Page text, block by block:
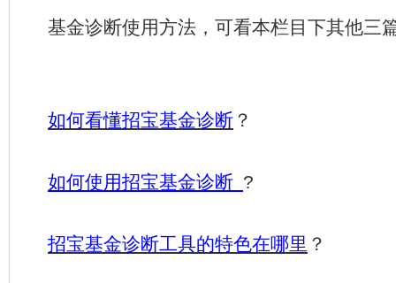
基金诊断使用方法，可看本栏目下其他三
如何看懂招宝基金诊断 ？
如何使用招宝基金诊断 ?
招宝基金诊断工具的特色在哪里 ？